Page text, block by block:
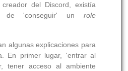
del Discord, existía
de 'conseguir' unrole
algunas explicaciones para
En primer lugar, 'entrar al
tener acceso al ambiente